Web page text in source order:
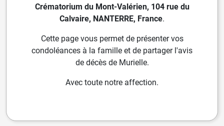
Crématorium du Mont-Valérien, 104 rue du
Calvaire, NANTERRE, France.
Cette page vous permet de présenter vos
condoléances à la famille et de partager l'avis
de décès de Murielle.
Avec toute notre affection.